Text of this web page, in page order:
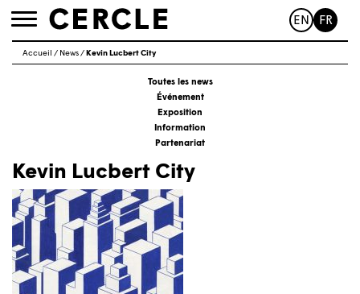
Toggle
EN FR
Accueil / News/ Kevin Lucbert City
Toutes les news
Événement
Exposition
Information
Partenariat
Kevin Lucbert City